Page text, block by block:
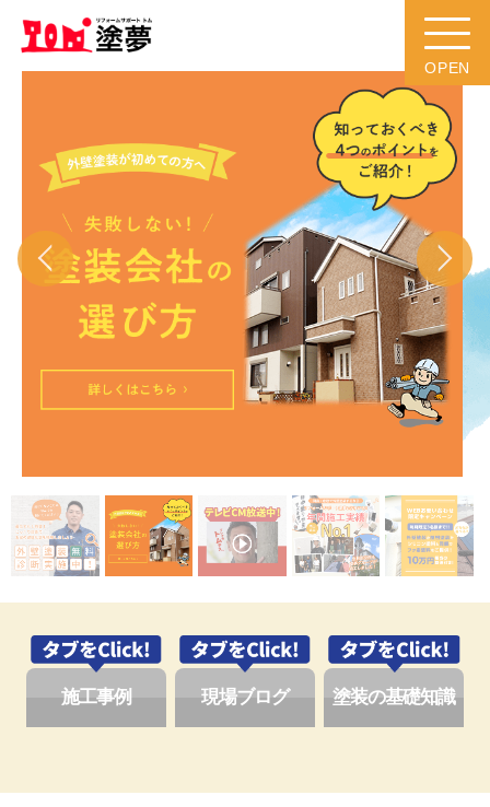
施工事例 現場ブログ 塗装の基礎知識